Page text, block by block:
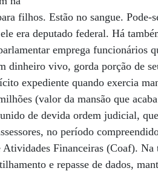
filhos. Estão no sangue.
era deputado federal. Há
emprega funcionários
dinheiro vivo, gorda porção de
expediente quando exercia
(valor da mansão que
de devida ordem judicial,
no período
Atividades Financeiras (Coaf).
e repasse de dados,